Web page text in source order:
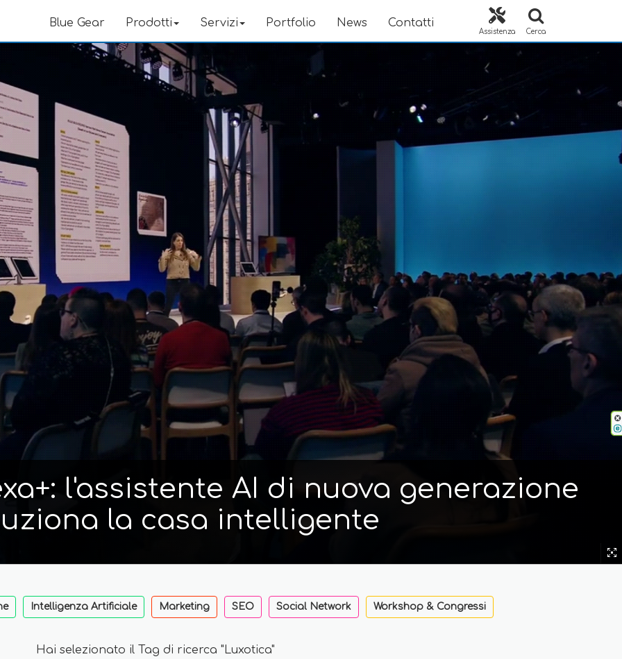
Blue Gear Prodotti Servizi Portfolio News Contatti
Assistenza Cerca
l'assistente AI di nuova generazione
la casa intelligente
Intelligenza Artificiale Marketing SEO Social Network Workshop & Congressi
Hai selezionato il Tag di ricerca "Luxotica"